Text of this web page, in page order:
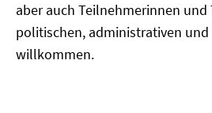
aber auch Teilnehmerinnen
politischen, administrativen
willkommen.